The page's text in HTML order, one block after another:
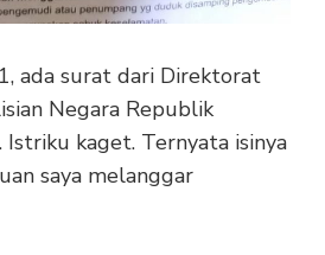
ada surat dari Direktorat
Negara Republik
Istriku kaget. Ternyata isinya
saya melanggar